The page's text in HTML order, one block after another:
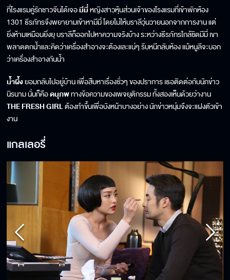
ที่โรงแรมคู่รักชาวจีนได้เจอมีมี่หญิงสาวหุ้นส่วนเจ้าของโรงแรมที่เข้าพักห้อง
1301 ธีรภัทรจึงพยายามเข้าหามีมี่ โดยไม่ให้บราลีวุ่นวายนอกจากการงาน แต่
ยิ่งห้ามเหมือนยิ่งยุ บราลีก็ออกไปหาความจริงบ้าง ระหว่างธีรภัทรใกล้ชิดมีมี่ เขา
พลาดตกน้ำและคิดว่าเครื่องสำอางจะต้องเละแน่ๆ รีบหนีกลับห้อง แม้หนูลีจะบอก
ว่าเครื่องสำอางกันน้ำ
น้ำผึ้งยอมกลับไปอยู่บ้าน เพื่อสืบหาเรื่องชั่วๆ ของปราการ เธอติดต่อกับนักข่าว
นิรนาม นั่นก็คือดนุภพทางข้อความของเพจยุติกรรม ทั้งสองเห็นด้วยว่างาน
THE FRESH GIRLต้องทำขึ้นเพื่อบังหน้าบางอย่าง นักข่าวหนุ่มจึงจะแฝงตัวเข้า
งาน
แกลเลอรี่